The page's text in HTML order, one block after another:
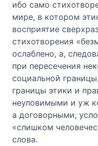
ибо само
мире, в котором
восприятие
стихотворения
ослаблено, а,
при пересечения
социальной
границы этики и
неуловимыми и уж
а договорными,
«слишком
слова.